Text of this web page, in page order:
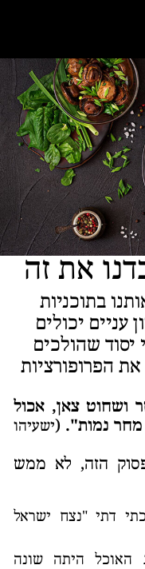
את זה
בתוכניות
עניים יכולים
שהולכים
הפרופורציות
ושחוט צאן, אכול
מחר נמות". (ישעיהו
הזה, לא ממש
דתי "נצח ישראל
למושג האוכל היתה שונה